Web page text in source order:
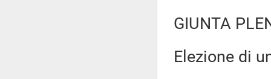
GIUNTA
Elezione di